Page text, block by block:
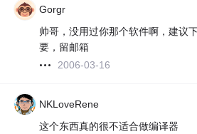
Gorgr
帅哥，没用过你那个软件啊，建议
要，留邮箱
2006-03-16
NKLoveRene
这个东西真的很不适合做编译器